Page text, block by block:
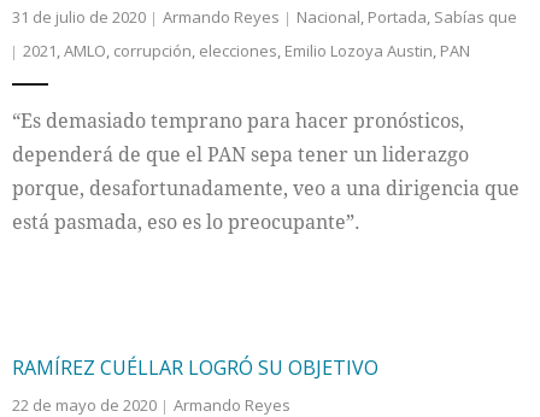
31 de julio de 2020 Armando Reyes Nacional, Portada, Sabías que
2021,AMLO, corrupción, elecciones, Emilio Lozoya Austin, PAN
“Es demasiado temprano para hacer pronósticos,
dependerá de que el PAN sepa tener un liderazgo
porque, desafortunadamente, veo a una dirigencia que
está pasmada, eso es lo preocupante”.
RAMÍREZ CUÉLLAR LOGRÓ SU OBJETIVO
22 de mayo de 2020
Armando Reyes